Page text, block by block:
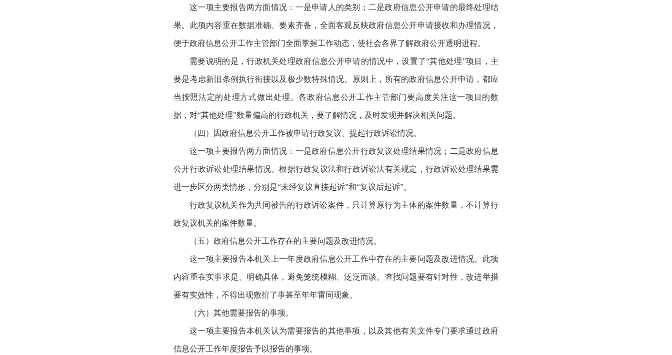
这一项主要报告两方面情况：一是申请人的类别；二是政府信息公开申请的最终处理结
果。此项内容重在数据准确、要素齐备，全面客观反映政府信息公开申请接收和办理情况，
便于政府信息公开工作主管部门全面掌握工作动态，使社会各界了解政府公开透明进程。
需要说明的是，行政机关处理政府信息公开申请的情况中，设置了“其他处理”项目，主
要是考虑新旧条例执行衔接以及极少数特殊情况。原则上，所有的政府信息公开申请，都应
当按照法定的处理方式做出处理。各政府信息公开工作主管部门要高度关注这一项目的数
据，对“其他处理”数量偏高的行政机关，要了解情况，及时发现并解决相关问题。
（四）因政府信息公开工作被申请行政复议、提起行政诉讼情况。
这一项主要报告两方面情况：一是政府信息公开行政复议处理结果情况；二是政府信息
公开行政诉讼处理结果情况。根据行政复议法和行政诉讼法有关规定，行政诉讼处理结果需
进一步区分两类情形，分别是“未经复议直接起诉”和“复议后起诉”。
行政复议机关作为共同被告的行政诉讼案件，只计算原行为主体的案件数量，不计算行
政复议机关的案件数量。
（五）政府信息公开工作存在的主要问题及改进情况。
这一项主要报告本机关上一年度政府信息公开工作中存在的主要问题及改进情况。此项
内容重在实事求是、明确具体，避免笼统模糊、泛泛而谈。查找问题要有针对性，改进举措
要有实效性，不得出现敷衍了事甚至年年雷同现象。
（六）其他需要报告的事项。
这一项主要报告本机关认为需要报告的其他事项，以及其他有关文件专门要求通过政府
信息公开工作年度报告予以报告的事项。